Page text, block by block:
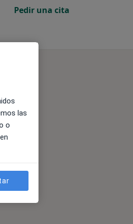
Pedir una cita
las
o